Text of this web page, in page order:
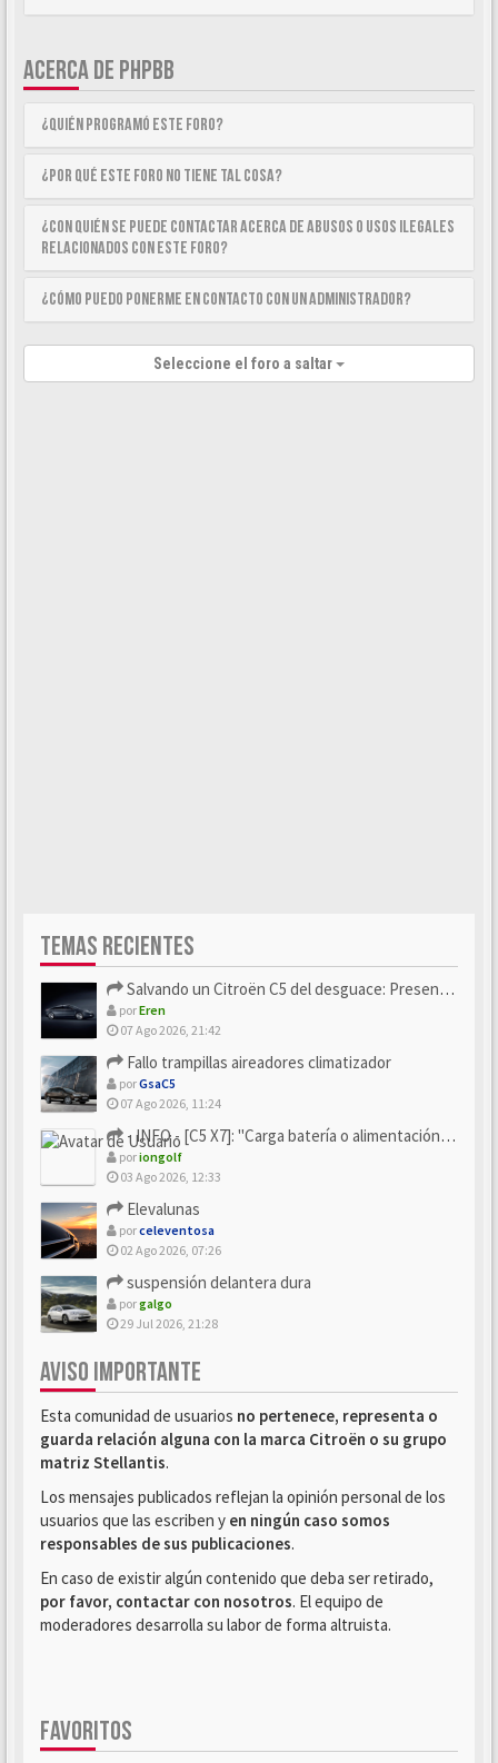
ACERCA DE PHPBB
¿Quién programó este foro?
¿Por qué este foro no tiene tal cosa?
¿Con quién se puede contactar acerca de abusos o usos ilegales
relacionados con este foro?
¿Cómo puedo ponerme en contacto con un Administrador?
Seleccione el foro a saltar
TEMAS RECIENTES
Salvando un Citroën C5 del desguace: Presentación y seguimiento
porEren
07 Ago 2026, 21:42
Fallo trampillas aireadores climatizador
porGsaC5
07 Ago 2026, 11:24
- INFO - [C5 X7]: "Carga batería o alimentación eléctri...
poriongolf
03 Ago 2026, 12:33
Elevalunas
porceleventosa
02 Ago 2026, 07:26
suspensión delantera dura
porgalgo
29 Jul 2026, 21:28
AVISO IMPORTANTE
Esta comunidad de usuarios no pertenece, representa o
guarda relación alguna con la marca Citroën o su grupo
matriz Stellantis.
Los mensajes publicados reflejan la opinión personal de los
usuarios que las escriben y en ningún caso somos
responsables de sus publicaciones.
En caso de existir algún contenido que deba ser retirado,
por favor, contactar con nosotros. El equipo de
moderadores desarrolla su labor de forma altruista.
FAVORITOS